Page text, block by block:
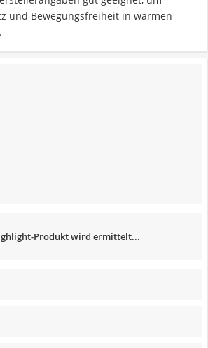
und Bewegungsfreiheit in warmen
Produkt wird ermittelt...